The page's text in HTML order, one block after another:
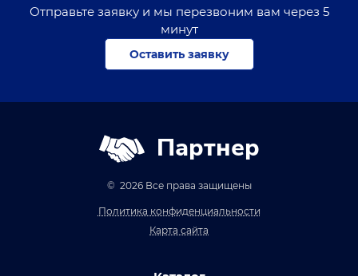
Отправьте заявку и мы перезвоним вам через 5
минут
Оставить заявку
Партнер
© 2026 Все права защищены
Политика конфиденциальности
Карта сайта